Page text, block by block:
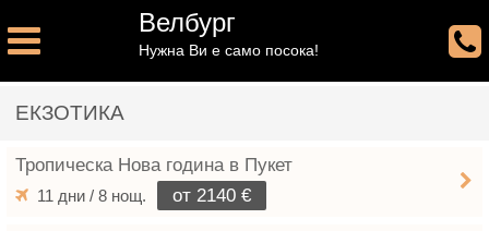
Велбург
Нужна Ви е само посока!
ЕКЗОТИКА
Тропическа Нова година в Пукет
11 дни / 8 нощ. от 2140 €